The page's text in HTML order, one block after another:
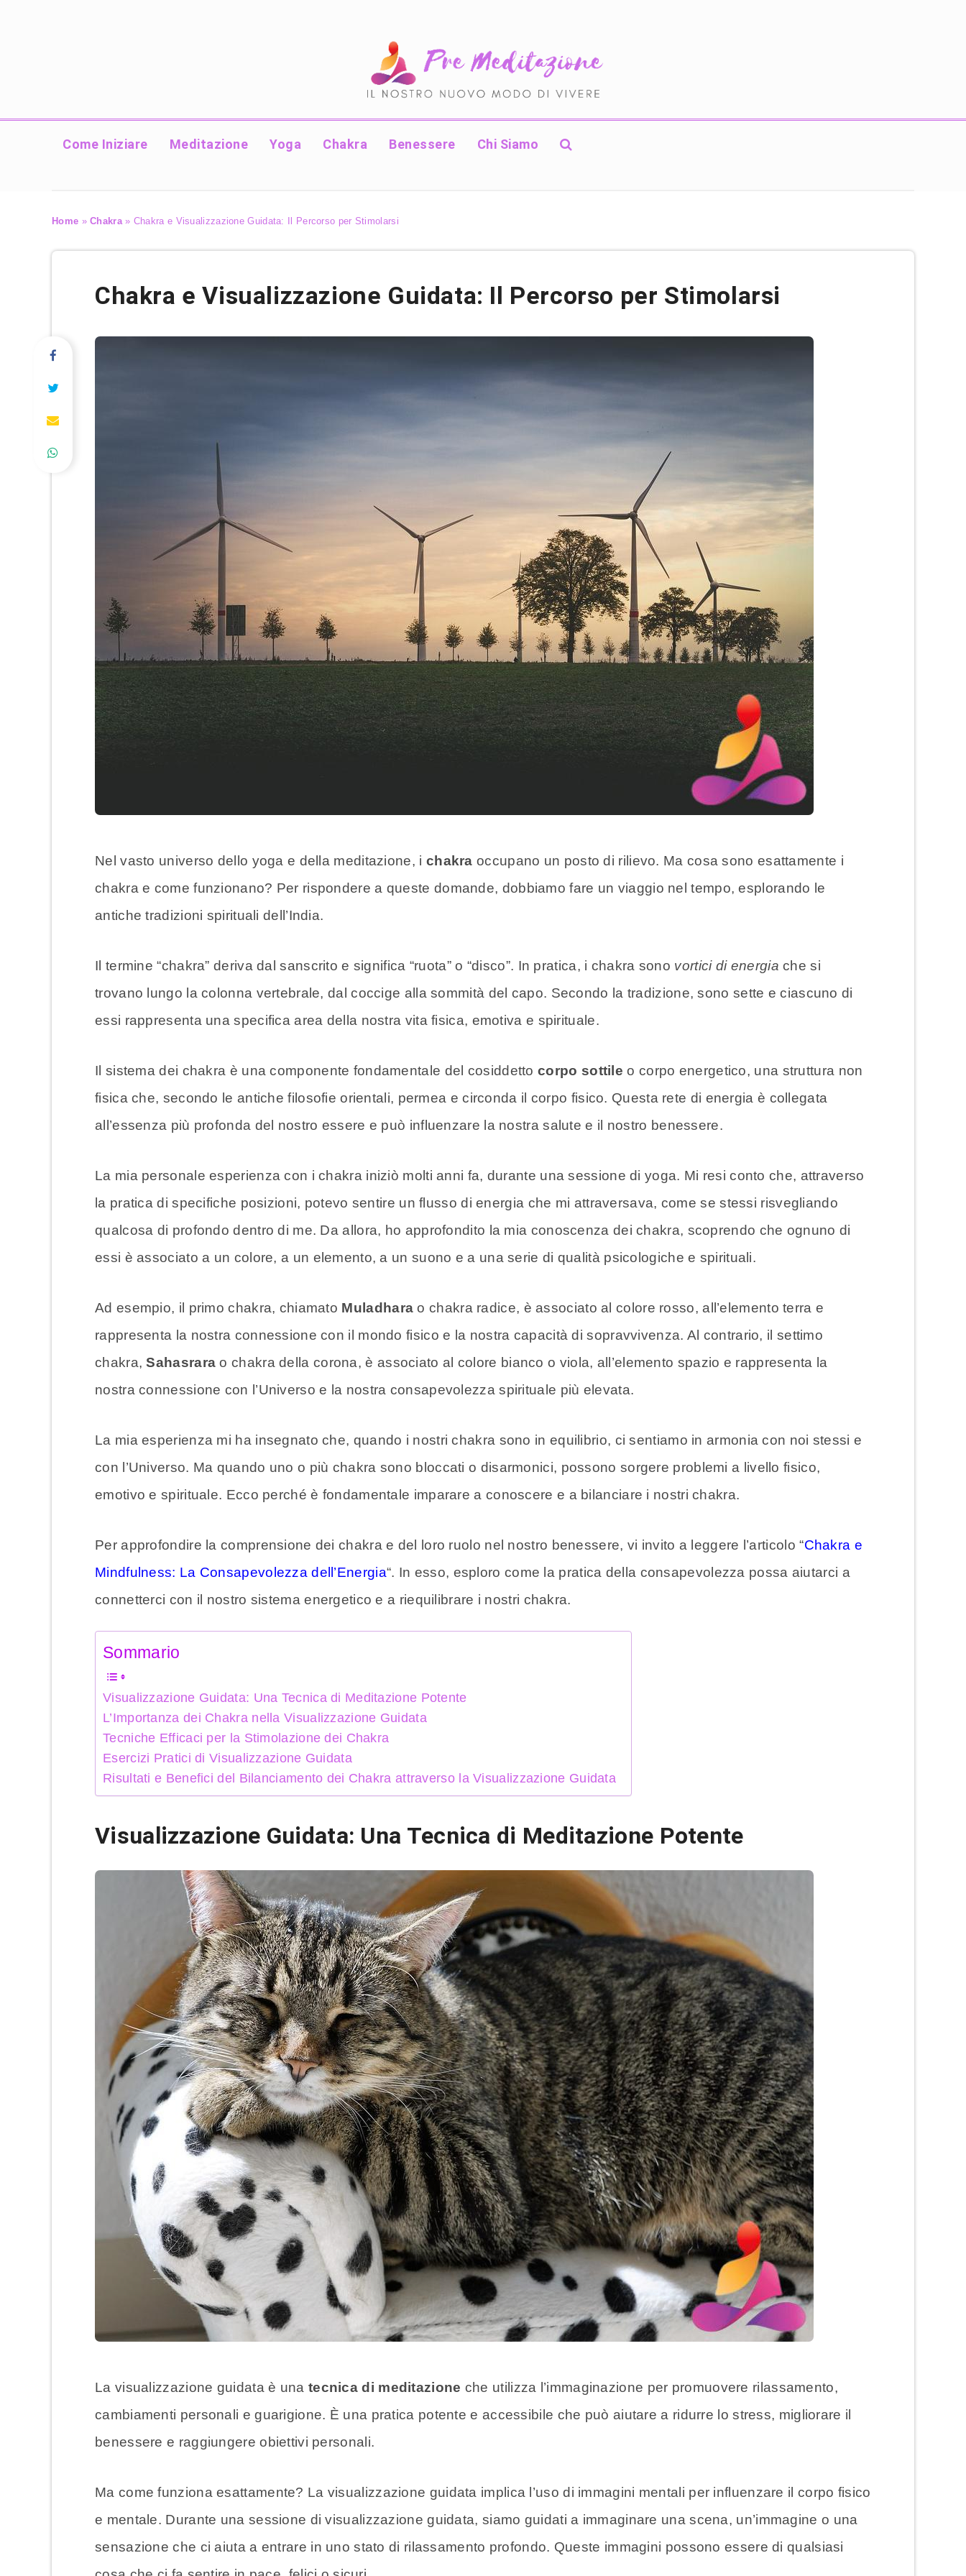
Come Iniziare Meditazione Yoga Chakra Benessere Chi Siamo
Home »Chakra» Chakra e Visualizzazione Guidata: Il Percorso per Stimolarsi
Chakra e Visualizzazione Guidata: Il Percorso per Stimolarsi
Nel vasto universo dello yoga e della meditazione, i chakra occupano un posto di rilievo. Ma cosa sono esattamente i
chakra e come funzionano? Per rispondere a queste domande, dobbiamo fare un viaggio nel tempo, esplorando le
antiche tradizioni spirituali dell’India.
Il termine “chakra” deriva dal sanscrito e significa “ruota” o “disco”. In pratica, i chakra sono vortici di energia che si
trovano lungo la colonna vertebrale, dal coccige alla sommità del capo. Secondo la tradizione, sono sette e ciascuno di
essi rappresenta una specifica area della nostra vita fisica, emotiva e spirituale.
Il sistema dei chakra è una componente fondamentale del cosiddettocorpo sottile o corpo energetico, una struttura non
fisica che, secondo le antiche filosofie orientali, permea e circonda il corpo fisico. Questa rete di energia è collegata
all’essenza più profonda del nostro essere e può influenzare la nostra salute e il nostro benessere.
La mia personale esperienza con i chakra iniziò molti anni fa, durante una sessione di yoga. Mi resi conto che, attraverso
la pratica di specifiche posizioni, potevo sentire un flusso di energia che mi attraversava, come se stessi risvegliando
qualcosa di profondo dentro di me. Da allora, ho approfondito la mia conoscenza dei chakra, scoprendo che ognuno di
essi è associato a un colore, a un elemento, a un suono e a una serie di qualità psicologiche e spirituali.
Ad esempio, il primo chakra, chiamato Muladhara o chakra radice, è associato al colore rosso, all’elemento terra e
rappresenta la nostra connessione con il mondo fisico e la nostra capacità di sopravvivenza. Al contrario, il settimo
chakra,Sahasrara o chakra della corona, è associato al colore bianco o viola, all’elemento spazio e rappresenta la
nostra connessione con l’Universo e la nostra consapevolezza spirituale più elevata.
La mia esperienza mi ha insegnato che, quando i nostri chakra sono in equilibrio, ci sentiamo in armonia con noi stessi e
con l’Universo. Ma quando uno o più chakra sono bloccati o disarmonici, possono sorgere problemi a livello fisico,
emotivo e spirituale. Ecco perché è fondamentale imparare a conoscere e a bilanciare i nostri chakra.
Per approfondire la comprensione dei chakra e del loro ruolo nel nostro benessere, vi invito a leggere l’articolo “Chakra e
Mindfulness: La Consapevolezza dell’Energia“. In esso, esploro come la pratica della consapevolezza possa aiutarci a
connetterci con il nostro sistema energetico e a riequilibrare i nostri chakra.
Sommario
Visualizzazione Guidata: Una Tecnica di Meditazione Potente
L’Importanza dei Chakra nella Visualizzazione Guidata
Tecniche Efficaci per la Stimolazione dei Chakra
Esercizi Pratici di Visualizzazione Guidata
Risultati e Benefici del Bilanciamento dei Chakra attraverso la Visualizzazione Guidata
Visualizzazione Guidata: Una Tecnica di Meditazione Potente
La visualizzazione guidata è una tecnica di meditazione che utilizza l’immaginazione per promuovere rilassamento,
cambiamenti personali e guarigione. È una pratica potente e accessibile che può aiutare a ridurre lo stress, migliorare il
benessere e raggiungere obiettivi personali.
Ma come funziona esattamente? La visualizzazione guidata implica l’uso di immagini mentali per influenzare il corpo fisico
e mentale. Durante una sessione di visualizzazione guidata, siamo guidati a immaginare una scena, un’immagine o una
sensazione che ci aiuta a entrare in uno stato di rilassamento profondo. Queste immagini possono essere di qualsiasi